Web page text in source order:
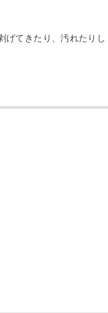
げてきたり、汚れたりし